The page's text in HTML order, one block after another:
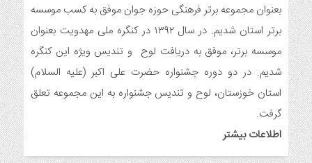
7 ماه قبل
ایجاد ۱۱۰ شعبه نغمه های عشق در ۱۱۰ منطقه شهر و روستای
اندیمشک
8 ماه قبل
مراسم رونمایی از طرح ستاره های اندیمشک و طرح خانه های نور،
محله های آسمانی همزمان با جشن ولادت حضرت فاطمه (س) در
اندیمشک
خداحافظی سراج الدین با شبکه فرهنگی مردمی نغمه های عشق
8 ماه قبل
بعنوان مجموعه برتر فرهنگی حوزه جوان موفق به کسب موسسه
برتر استان شدیم. در سال ۱۳۹۲ در کنگره ملی مهدویت بعنوان
موسسه برتر، موفق به دریافت لوح و تندیس ویژه این کنگره
شدیم. در دو دوره جشنواره حضرت علی اکبر (علیه السلام)
استان خوزستان، لوح و تندیس جشنواره به این مجموعه تعلق
گرفت.
اطلاعات بیشتر